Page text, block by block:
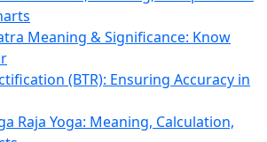
Meaning & Significance: Know
(BTR): Ensuring Accuracy in
Raja Yoga: Meaning, Calculation,